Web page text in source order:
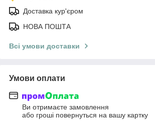
Доставка кур'єром
НОВА ПОШТА
Всі умови доставки
Умови оплати
Ви отримаєте замовлення
або гроші повернуться на вашу картку